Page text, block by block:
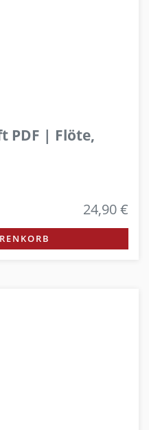
PDF | Flöte,
24,90 €